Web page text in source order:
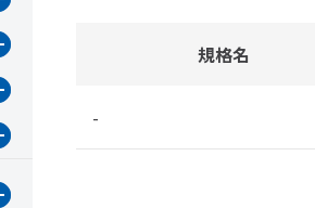
規格名
-